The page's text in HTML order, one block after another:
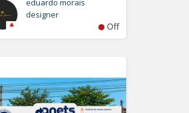
eduardo morais
designer
Off